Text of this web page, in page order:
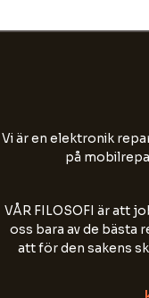
Vi är en elektronik
på
VÅR FILOSOFI är att
oss bara av de bästa
att för den sakens
eller
Email Address